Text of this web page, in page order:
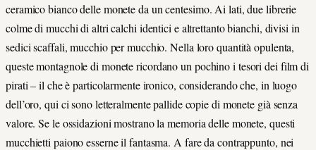
ceramico bianco delle monete da un centesimo. Ai lati, due librerie
colme di mucchi di altri calchi identici e altrettanto bianchi, divisi in
sedici scaffali, mucchio per mucchio. Nella loro quantità opulenta,
queste montagnole di monete ricordano un pochino i tesori dei film di
pirati – il che è particolarmente ironico, considerando che, in luogo
dell’oro, qui ci sono letteralmente pallide copie di monete già senza
valore. Se le ossidazioni mostrano la memoria delle monete, questi
mucchietti paiono esserne il fantasma. A fare da contrappunto, nei